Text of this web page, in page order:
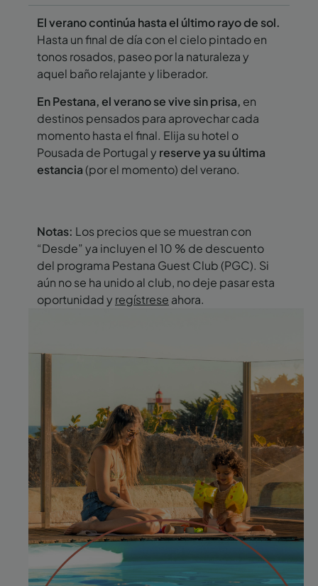
El verano continúa hasta el último rayo de sol.
Hasta un final de día con el cielo pintado en
tonos rosados, paseo por la naturaleza y
aquel baño relajante y liberador.
En Pestana, el verano se vive sin prisa, en
destinos pensados para aprovechar cada
momento hasta el final. Elija su hotel o
Pousada de Portugal y reserve ya su última
estancia (por el momento) del verano.
Notas: Los precios que se muestran con
“Desde” ya incluyen el 10 % de descuento
del programa Pestana Guest Club (PGC). Si
aún no se ha unido al club, no deje pasar esta
oportunidad y regístrese ahora.